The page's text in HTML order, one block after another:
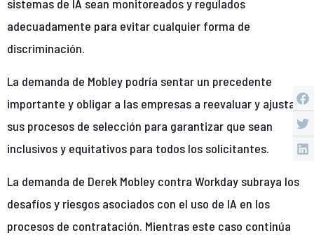
sistemas de IA sean monitoreados y regulados
adecuadamente para evitar cualquier forma de
discriminación.
La demanda de Mobley podría sentar un precedente
importante y obligar a las empresas a reevaluar y ajustar
sus procesos de selección para garantizar que sean
inclusivos y equitativos para todos los solicitantes.
La demanda de Derek Mobley contra Workday subraya los
desafíos y riesgos asociados con el uso de IA en los
procesos de contratación. Mientras este caso continúa